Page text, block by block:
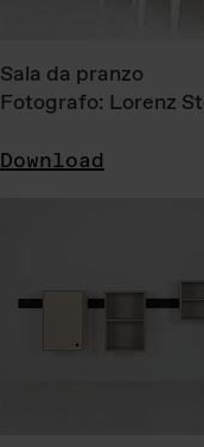
Sala da pranzo
Fotografo: Lorenz
Download